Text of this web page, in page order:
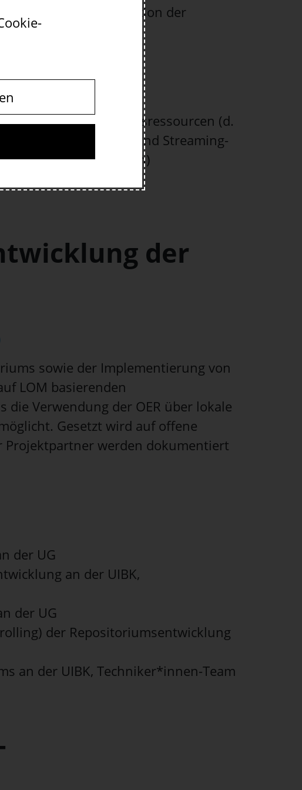
der optimalen Integration der
für offene Bildungsressourcen (d.
von und zu LMS und Streaming-
Dokumentation)
der
sowie der Implementierung von
LOM basierenden
Verwendung der OER über lokale
Gesetzt wird auf offene
Projektpartner werden dokumentiert
der UG
an der UIBK,
der UG
der Repositoriumsentwicklung
an der UIBK, Techniker*innen-Team